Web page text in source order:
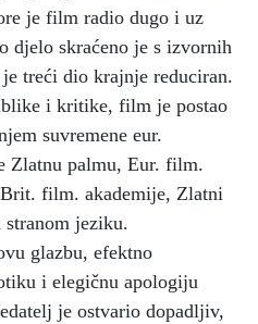
je film radio dugo i uz
djelo skraćeno je s izvornih
treći dio krajnje reduciran.
i kritike, film je postao
suvremene eur.
Zlatnu palmu, Eur. film.
Brit. film. akademije, Zlatni
stranom jeziku.
glazbu, efektno
i elegičnu apologiju
je ostvario dopadljiv,